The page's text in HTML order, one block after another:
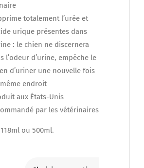
totalement l’urée et
urique présentes dans
: le chien ne discernera
l’odeur d’urine, empêche le
d’uriner une nouvelle fois
endroit
aux États-Unis
par les vétérinaires
ou 500ml.